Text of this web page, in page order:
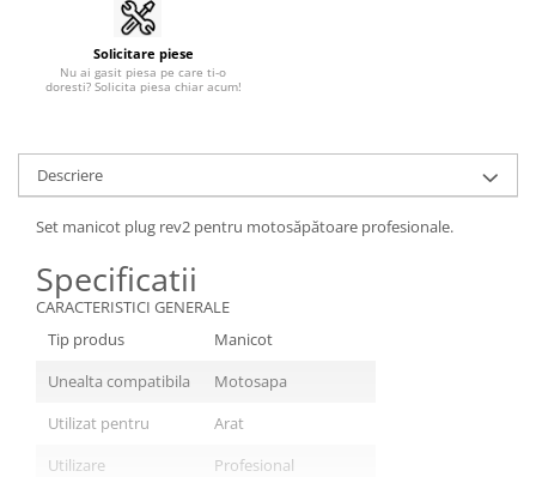
Solicitare piese
Nu ai gasit piesa pe care ti-o
doresti? Solicita piesa chiar acum!
Descriere
Set manicot plug rev2 pentru motosăpătoare profesionale.
Specificatii
CARACTERISTICI GENERALE
Tip produs
Manicot
Unealta compatibila
Motosapa
Utilizat pentru
Arat
Utilizare
Profesional